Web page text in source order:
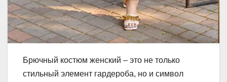
Брючный костюм женский – это не только
стильный элемент гардероба, но и символ